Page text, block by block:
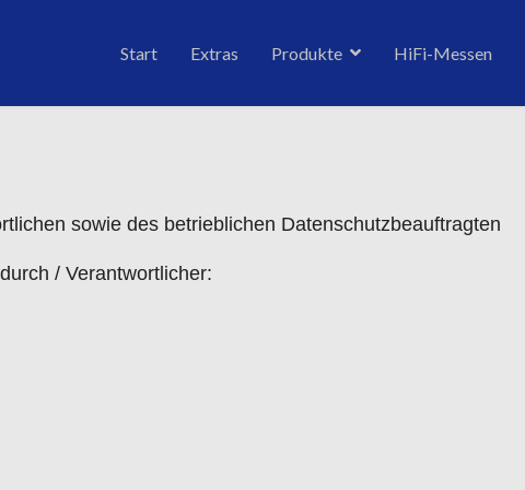
Start Extras Produkte HiFi-Messen
sowie des betrieblichen Datenschutzbeauftragten
/ Verantwortlicher: